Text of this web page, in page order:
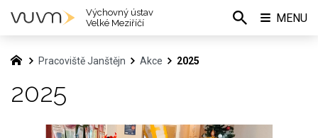
Pracoviště Janštějn Akce 2025
2025
Výchovný ústav
Velké Meziříčí
MENU